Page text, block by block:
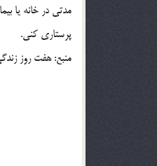
مدتي در خانه يا
پرستاري کني.
منبع: هفت روز